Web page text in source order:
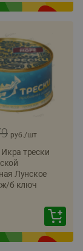
руб./шт
Икра трески
Лунское
ж/б ключ